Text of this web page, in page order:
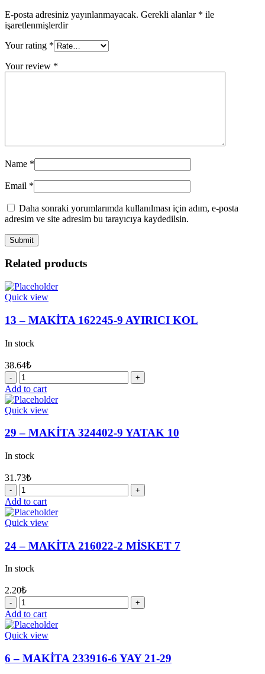
E-posta adresiniz yayınlanmayacak. Gerekli alanlar * ile
işaretlenmişlerdir
Your rating *
Your review *
Name *
Email *
Daha sonraki yorumlarımda kullanılması için adım, e-posta
adresim ve site adresim bu tarayıcıya kaydedilsin.
Related products
Quick view
13 – MAKİTA 162245-9 AYIRICI KOL
In stock
38.64₺
13
-
MAKİTA
162245-
AYIRICI
KOL
quantity
Add to cart
Quick view
29 – MAKİTA 324402-9 YATAK 10
In stock
31.73₺
29
-
MAKİTA
324402-
YATAK
10
quantity
Add to cart
Quick view
24 – MAKİTA 216022-2 MİSKET 7
In stock
2.20₺
24
-
MAKİTA
216022-
MİSKET
7
Add to cart
Quick view
6 – MAKİTA 233916-6 YAY 21-29